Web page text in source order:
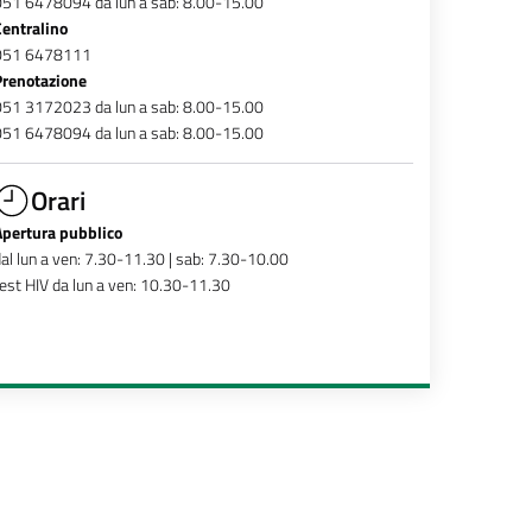
6478111
3172023 da lun a sab: 8.00-15.00
6478094 da lun a sab: 8.00-15.00
Orari
pubblico
lun a ven: 7.30-11.30 | sab: 7.30-10.00
HIV da lun a ven: 10.30-11.30